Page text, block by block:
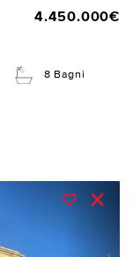
4.450.000€
8 Bagni